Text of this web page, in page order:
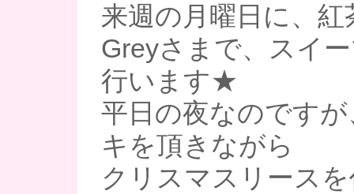
来週の月曜日に、紅
Greyさまで、スイ
行います★
平日の夜なのです
キを頂きながら
クリスマスリース